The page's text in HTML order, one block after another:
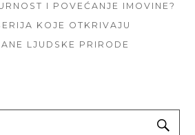
I POVEĆANJE IMOVINE?
KOJE OTKRIVAJU
LJUDSKE PRIRODE